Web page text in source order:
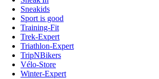
Sneakids
Sport is good
Training-Fit
Trek-Expert
Triathlon-Expert
TripNBikers
Vélo-Store
Winter-Expert